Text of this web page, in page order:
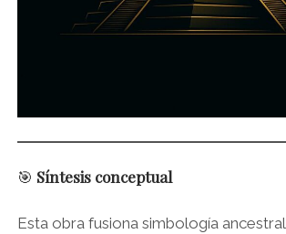
🎯 Síntesis conceptual
Esta obra fusiona simbología ancestral